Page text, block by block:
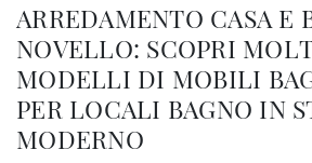
ARREDAMENTO CASA E
NOVELLO: SCOPRI
MODELLI DI MOBILI
PER LOCALI BAGNO IN
MODERNO